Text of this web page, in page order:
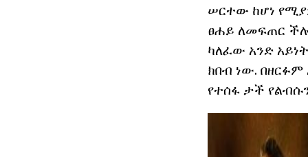
ሠርተው ከሆነ
ፀሐይ ለመፍጠር
ካለፈው አንድ
ክበብ ነው.
የተሰፋ ታች